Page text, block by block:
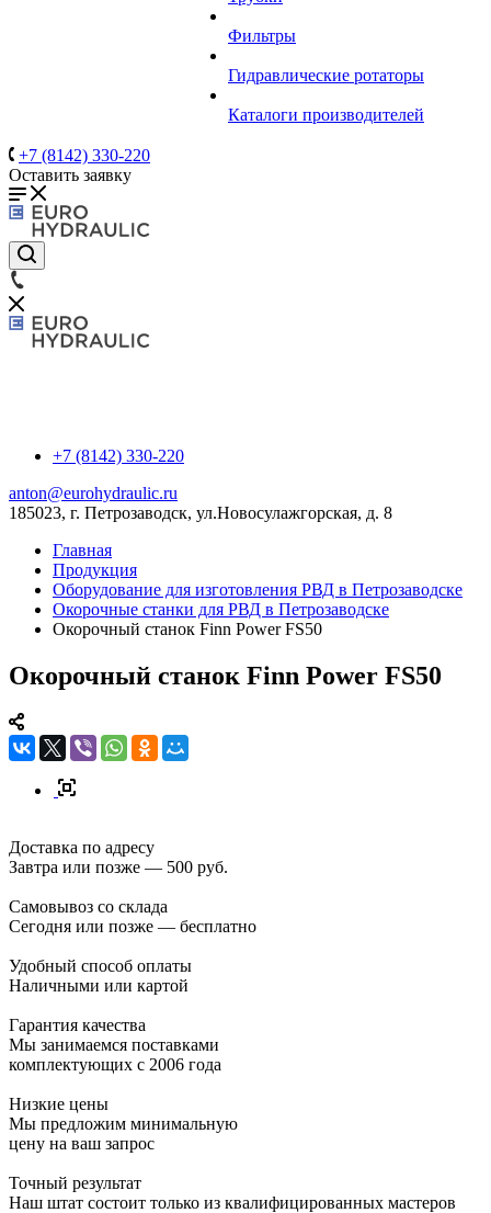
Фильтры
Гидравлические ротаторы
Каталоги производителей
+7 (8142) 330-220
Оставить заявку
+7 (8142) 330-220
anton@eurohydraulic.ru
185023, г. Петрозаводск, ул.Новосулажгорская, д. 8
Главная
Продукция
Оборудование для изготовления РВД в Петрозаводске
Окорочные станки для РВД в Петрозаводске
Окорочный станок Finn Power FS50
Окорочный станок Finn Power FS50
Доставка по адресу
Завтра или позже — 500 руб.
Самовывоз со склада
Сегодня или позже — бесплатно
Удобный способ оплаты
Наличными или картой
Гарантия качества
Мы занимаемся поставками
комплектующих с 2006 года
Низкие цены
Мы предложим минимальную
цену на ваш запрос
Точный результат
Наш штат состоит только из квалифицированных мастеров